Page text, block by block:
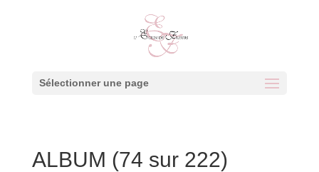
Sélectionner une page
ALBUM (74 sur 222)